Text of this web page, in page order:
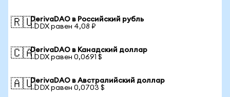
🇷🇺DerivaDAO в Российский рубль
1 DDX равен 4,08 ₽
🇨🇦DerivaDAO в Канадский доллар
1 DDX равен 0,0691 $
🇦🇺DerivaDAO в Австралийский доллар
1 DDX равен 0,0703 $